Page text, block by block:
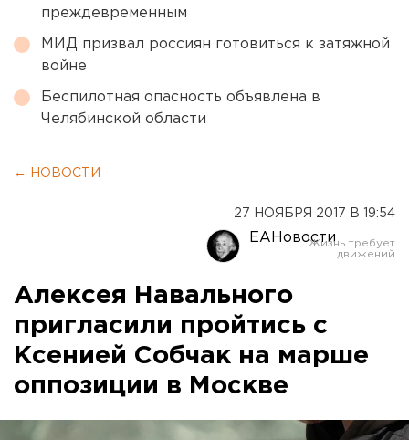
преждевременным
МИД призвал россиян готовиться к затяжной
войне
Беспилотная опасность объявлена в
Челябинской области
← НОВОСТИ
27 НОЯБРЯ 2017 В 19:54
ЕАНовости
Алексея Навального
пригласили пройтись с
Ксенией Собчак на марше
оппозиции в Москве